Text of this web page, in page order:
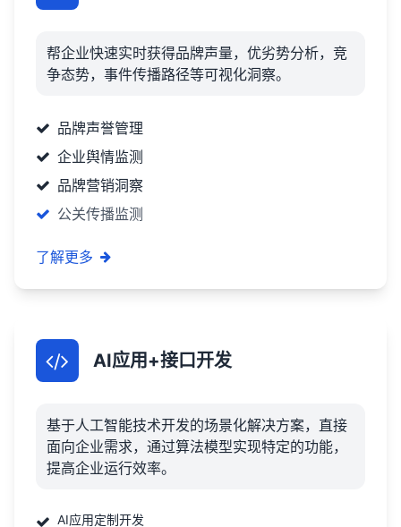
帮企业快速实时获得品牌声量，优劣势分析，竞
争态势，事件传播路径等可视化洞察。
品牌声誉管理
企业舆情监测
品牌营销洞察
公关传播监测
了解更多
AI应用+接口开发
基于人工智能技术开发的场景化解决方案，直接
面向企业需求，通过算法模型实现特定的功能，
提高企业运行效率。
AI应用定制开发